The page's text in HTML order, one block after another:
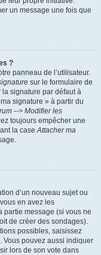
un message une fois que
?
panneau de l’utilisateur.
sur le formulaire de
signature par défaut à
signature » à partir du
--> Modifier les
toujours empêcher une
la caseAttacher ma
d’un nouveau sujet ou
en avez les
partie message (si vous ne
de créer des sondages).
possibles, saisissez
Vous pouvez aussi indiquer
lors de son vote dans